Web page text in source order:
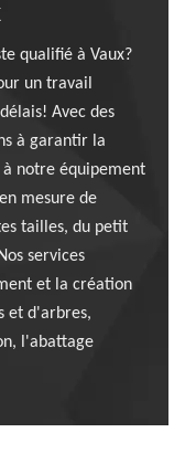
qualifié à Vaux?
un travail
Avec des
à garantir la
à notre équipement
mesure de
tailles, du petit
services
et la création
et d'arbres,
l'abattage